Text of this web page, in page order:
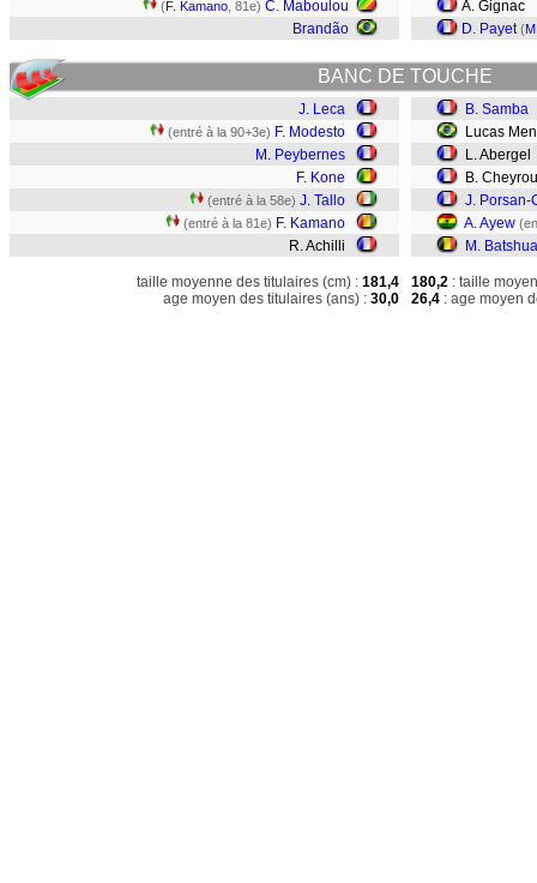
(F. Kamano , 81e) C. Maboulou
Brandão
A. Gignac
D. Payet (
BANC DE TOUCHE
J. Leca
(entré à la 90+3e) F. Modesto
M. Peybernes
F. Kone
(entré à la 58e) J. Tallo
(entré à la 81e) F. Kamano
R. Achilli
taille moyenne des titulaires (cm) : 181,4
age moyen des titulaires (ans) : 30,0
B. Samba
Lucas
L. Abergel
B. Cheyrou
J. Porsan-
A. Ayew
M.
180,2 : taille
26,4 : age moyen